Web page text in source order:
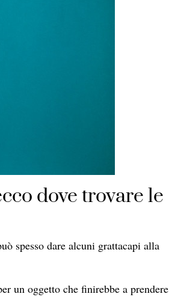
dove trovare le
spesso dare alcuni grattacapi alla
un oggetto che finirebbe a prendere